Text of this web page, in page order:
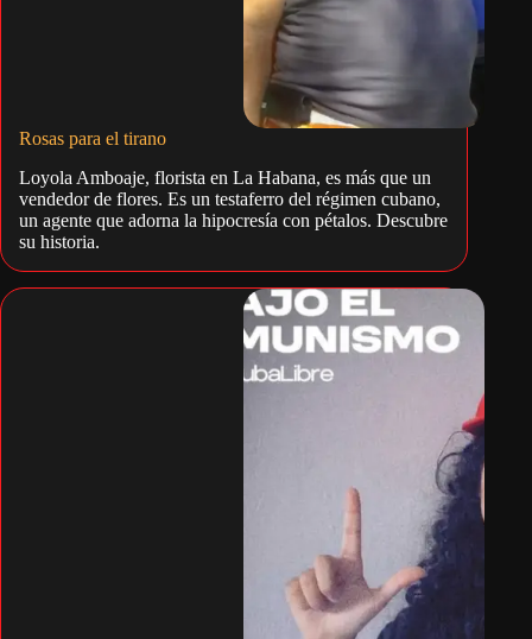
Rosas para el tirano
Loyola Amboaje, florista en La Habana, es más que un
vendedor de flores. Es un testaferro del régimen cubano,
un agente que adorna la hipocresía con pétalos. Descubre
su historia.